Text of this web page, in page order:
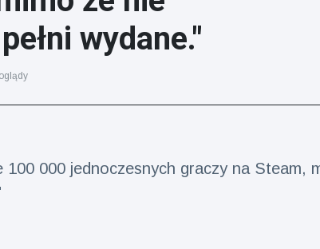
wydane."
100 000 jednoczesnych graczy na Steam,